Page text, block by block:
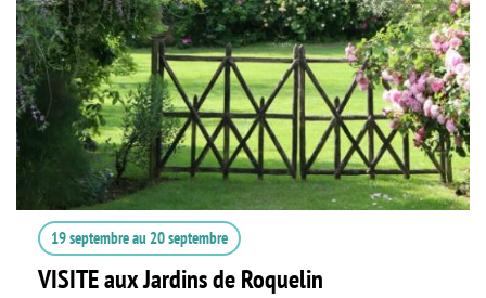
19 septembreau 20 septembre
VISITE aux Jardins de Roquelin